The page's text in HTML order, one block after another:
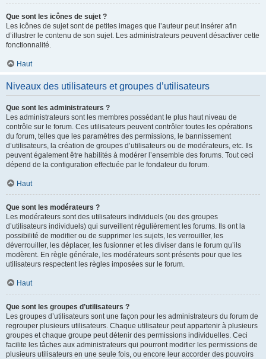
Que sont les icônes de sujet ?
Les icônes de sujet sont de petites images que l’auteur peut insérer afin
d’illustrer le contenu de son sujet. Les administrateurs peuvent désactiver cette
fonctionnalité.
Haut
Niveaux des utilisateurs et groupes d’utilisateurs
Que sont les administrateurs ?
Les administrateurs sont les membres possédant le plus haut niveau de
contrôle sur le forum. Ces utilisateurs peuvent contrôler toutes les opérations
du forum, telles que les paramètres des permissions, le bannissement
d’utilisateurs, la création de groupes d’utilisateurs ou de modérateurs, etc. Ils
peuvent également être habilités à modérer l’ensemble des forums. Tout ceci
dépend de la configuration effectuée par le fondateur du forum.
Haut
Que sont les modérateurs ?
Les modérateurs sont des utilisateurs individuels (ou des groupes
d’utilisateurs individuels) qui surveillent régulièrement les forums. Ils ont la
possibilité de modifier ou de supprimer les sujets, les verrouiller, les
déverrouiller, les déplacer, les fusionner et les diviser dans le forum qu’ils
modèrent. En règle générale, les modérateurs sont présents pour que les
utilisateurs respectent les règles imposées sur le forum.
Haut
Que sont les groupes d’utilisateurs ?
Les groupes d’utilisateurs sont une façon pour les administrateurs du forum de
regrouper plusieurs utilisateurs. Chaque utilisateur peut appartenir à plusieurs
groupes et chaque groupe peut détenir des permissions individuelles. Ceci
facilite les tâches aux administrateurs qui pourront modifier les permissions de
plusieurs utilisateurs en une seule fois, ou encore leur accorder des pouvoirs